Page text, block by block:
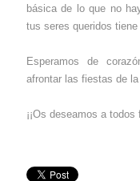
básica de lo que no
tus seres queridos tiene
Esperamos de
afrontar las fiestas de
¡¡Os deseamos a